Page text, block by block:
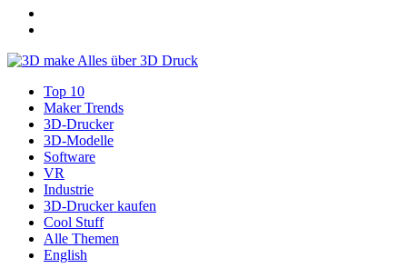
Top 10
Maker Trends
3D-Drucker
3D-Modelle
Software
VR
Industrie
3D-Drucker kaufen
Cool Stuff
Alle Themen
English